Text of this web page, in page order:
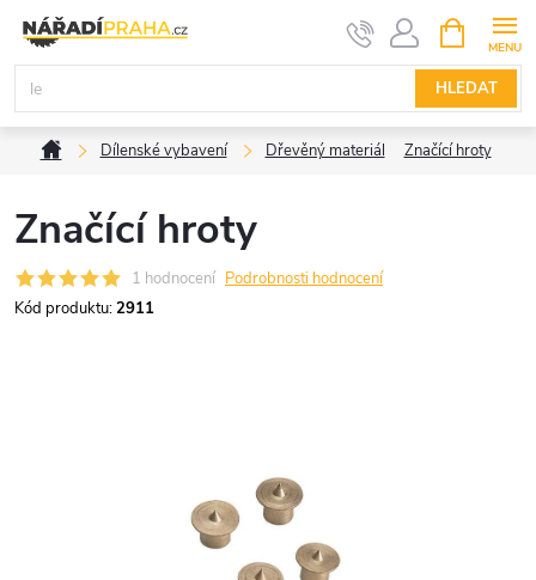
obsah
HLEDAT
NÁKUPNÍ
KOŠÍK
DomůDílenské vybavení Dřevěný materiál Značící hroty
Značící hroty
1 hodnocení Podrobnosti hodnocení
Kód produktu:2911